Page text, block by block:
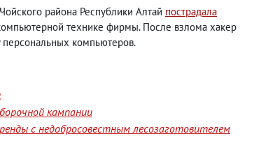
района Республики Алтай пострадала
технике фирмы. После взлома хакер
компьютеров.
кампании
с недобросовестным лесозаготовителем